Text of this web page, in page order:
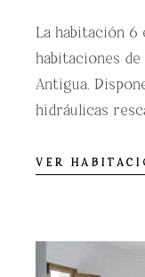
La habitación 6
habitaciones
Antigua.
hidráulicas
VER